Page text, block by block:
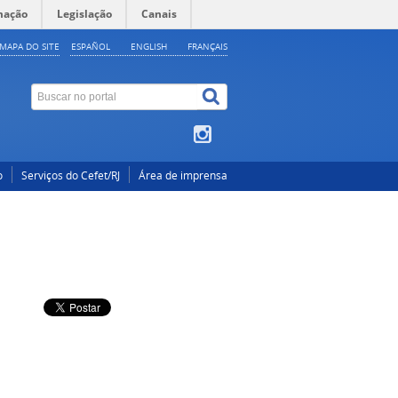
Legislação Canais
ESPAÑOL ENGLISH FRANÇAIS
MAPA DO SITE
Serviços do Cefet/RJ Área de imprensa